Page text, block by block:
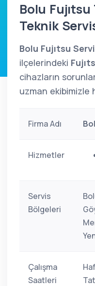
Bolu
Teknik
Bolu Fujıtsu
ilçelerindeki
cihazların
uzman ekibimizle
Firma Adı
Hizmetler
Servis
Bölgeleri
Çalışma
Saatleri